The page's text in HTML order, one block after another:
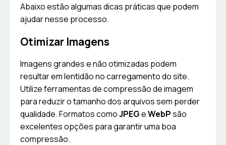
Abaixo estão algumas dicas práticas que podem
ajudar nesse processo.
Otimizar Imagens
Imagens grandes e não otimizadas podem
resultar em lentidão no carregamento do site.
Utilize ferramentas de compressão de imagem
para reduzir o tamanho dos arquivos sem perder
qualidade. Formatos comoJPEGeWebPsão
excelentes opções para garantir uma boa
compressão.